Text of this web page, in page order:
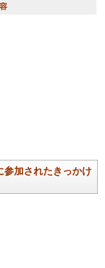
参加されたきっかけ